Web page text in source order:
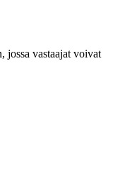
jossa vastaajat voivat